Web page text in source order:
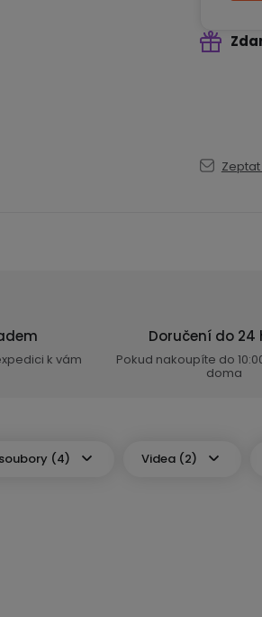
k vám
Doručení do 24
Pokud nakoupíte do
doma
(4) Videa (2)